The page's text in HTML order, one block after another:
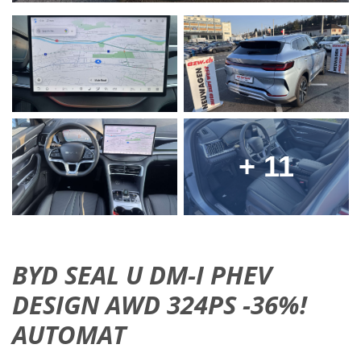
+ 11
BYD SEAL U DM-I PHEV
DESIGN AWD 324PS -36%!
AUTOMAT